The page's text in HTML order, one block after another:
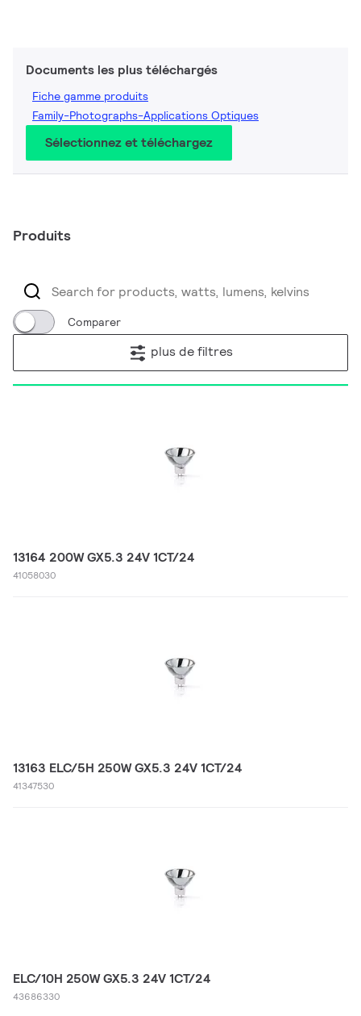
Documents les plus téléchargés
Fiche gamme produits
Family-Photographs-Applications Optiques
Sélectionnez et téléchargez
Produits
Comparer
plus de filtres
13164 200W GX5.3 24V 1CT/24
41058030
13163 ELC/5H 250W GX5.3 24V 1CT/24
41347530
ELC/10H 250W GX5.3 24V 1CT/24
43686330